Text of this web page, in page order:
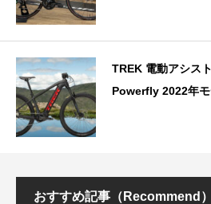
TREK 電動アシス
Powerfly 2022年
おすすめ記事（Recommend）